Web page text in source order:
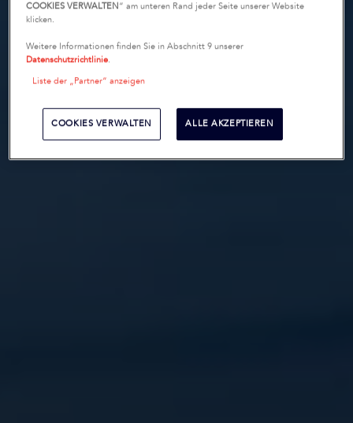
COOKIES VERWALTEN“ am unteren Rand jeder Seite unserer Website
klicken.
Weitere Informationen finden Sie in Abschnitt 9 unserer
Datenschutzrichtlinie.
Liste der „Partner“ anzeigen
COOKIES VERWALTEN ALLE AKZEPTIEREN